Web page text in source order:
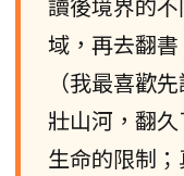
讀後境界的
域，再去翻
（我最喜歡
壯山河，翻
生命的限制